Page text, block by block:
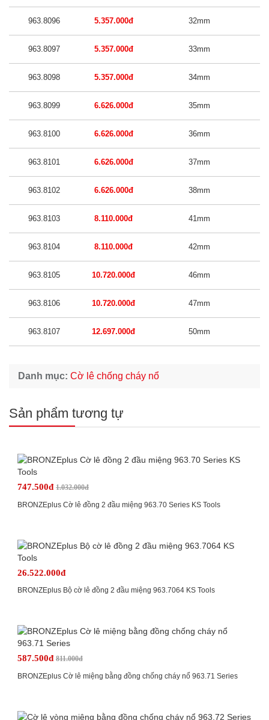
963.8096 5.357.000đ 32mm
963.8097 5.357.000đ 33mm
963.8098 5.357.000đ 34mm
963.8099 6.626.000đ 35mm
963.8100 6.626.000đ 36mm
963.8101 6.626.000đ 37mm
963.8102 6.626.000đ 38mm
963.8103 8.110.000đ 41mm
963.8104 8.110.000đ 42mm
963.8105 10.720.000đ 46mm
963.8106 10.720.000đ 47mm
963.8107 12.697.000đ 50mm
Danh mục: Cờ lê chống cháy nổ
Sản phẩm tương tự
747.500đ 1.032.000đ
BRONZEplus Cờ lê đồng 2 đầu miệng 963.70 Series KS Tools
26.522.000đ
BRONZEplus Bộ cờ lê đồng 2 đầu miệng 963.7064 KS Tools
587.500đ 811.000đ
BRONZEplus Cờ lê miệng bằng đồng chống cháy nổ 963.71 Series